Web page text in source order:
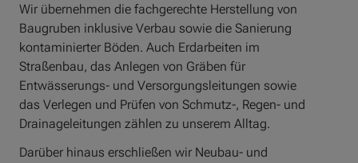
Wir übernehmen die fachgerechte Herstellung von
Baugruben inklusive Verbau sowie die Sanierung
kontaminierter Böden. Auch Erdarbeiten im
Straßenbau, das Anlegen von Gräben für
Entwässerungs- und Versorgungsleitungen sowie
das Verlegen und Prüfen von Schmutz-, Regen- und
Drainageleitungen zählen zu unserem Alltag.
Darüber hinaus erschließen wir Neubau- und